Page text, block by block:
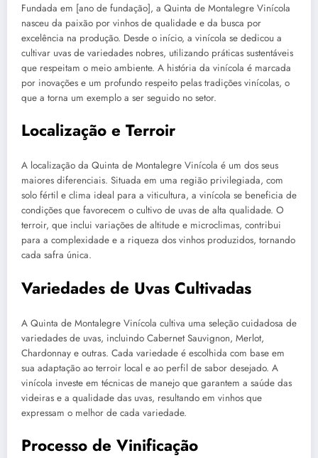
Fundada em [ano de fundação], a Quinta de Montalegre Vinícola
nasceu da paixão por vinhos de qualidade e da busca por
excelência na produção. Desde o início, a vinícola se dedicou a
cultivar uvas de variedades nobres, utilizando práticas sustentáveis
que respeitam o meio ambiente. A história da vinícola é marcada
por inovações e um profundo respeito pelas tradições vinícolas, o
que a torna um exemplo a ser seguido no setor.
Localização e Terroir
A localização da Quinta de Montalegre Vinícola é um dos seus
maiores diferenciais. Situada em uma região privilegiada, com
solo fértil e clima ideal para a viticultura, a vinícola se beneficia de
condições que favorecem o cultivo de uvas de alta qualidade. O
terroir, que inclui variações de altitude e microclimas, contribui
para a complexidade e a riqueza dos vinhos produzidos, tornando
cada safra única.
Variedades de Uvas Cultivadas
A Quinta de Montalegre Vinícola cultiva uma seleção cuidadosa de
variedades de uvas, incluindo Cabernet Sauvignon, Merlot,
Chardonnay e outras. Cada variedade é escolhida com base em
sua adaptação ao terroir local e ao perfil de sabor desejado. A
vinícola investe em técnicas de manejo que garantem a saúde das
videiras e a qualidade das uvas, resultando em vinhos que
expressam o melhor de cada variedade.
Processo de Vinificação